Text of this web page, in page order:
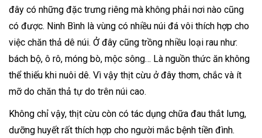
đây có những đặc trưng riêng mà không phải nơi nào cũng
có được. Ninh Bình là vùng có nhiều núi đá vôi thích hợp cho
việc chăn thả dê núi. Ở đây cũng trồng nhiều loại rau như:
bách bộ, ô rô, móng bò, mộc sông… Là nguồn thức ăn không
thể thiếu khi nuôi dê. Vì vậy thịt cừu ở đây thơm, chắc và ít
mỡ do chăn thả tự do trên núi cao.
Không chỉ vậy, thịt cừu còn có tác dụng chữa đau thắt lưng,
dưỡng huyết rất thích hợp cho người mắc bệnh tiền đình.